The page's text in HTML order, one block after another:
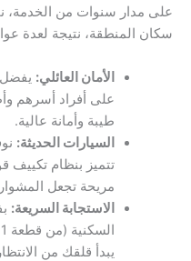
على مدار سنوات من الخدمة،
سكان المنطقة، نتيجة لعدة
الأمان العائلي: يفضل
على أفراد أسرهم
طيبة وأمانة عالية.
السيارات الحديثة:
تتميز بنظام تكييف
مريحة تجعل
الاستجابة السريعة:
يبدأ قلقك من